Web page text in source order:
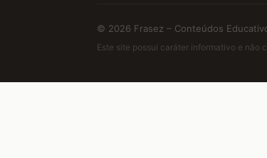
© 2026 Frasez – Conteúdos
Este site possui caráter informativo e não